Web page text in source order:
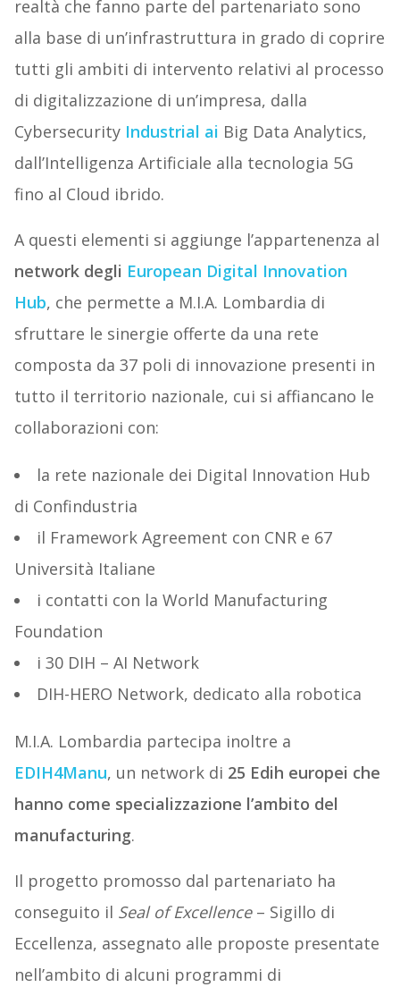
realtà che fanno parte del partenariato sono
alla base di un’infrastruttura in grado di coprire
tutti gli ambiti di intervento relativi al processo
di digitalizzazione di un’impresa, dalla
Cybersecurity Industrial ai Big Data Analytics,
dall’Intelligenza Artificiale alla tecnologia 5G
fino al Cloud ibrido.
A questi elementi si aggiunge l’appartenenza al
network degli European Digital Innovation
Hub, che permette a M.I.A. Lombardia di
sfruttare le sinergie offerte da una rete
composta da 37 poli di innovazione presenti in
tutto il territorio nazionale, cui si affiancano le
collaborazioni con:
la rete nazionale dei Digital Innovation Hub
di Confindustria
il Framework Agreement con CNR e 67
Università Italiane
i contatti con la World Manufacturing
Foundation
i 30 DIH – AI Network
DIH-HERO Network, dedicato alla robotica
M.I.A. Lombardia partecipa inoltre a
EDIH4Manu, un network di 25 Edih europei che
hanno come specializzazione l’ambito del
manufacturing.
Il progetto promosso dal partenariato ha
conseguito il Seal of Excellence– Sigillo di
Eccellenza, assegnato alle proposte presentate
nell’ambito di alcuni programmi di